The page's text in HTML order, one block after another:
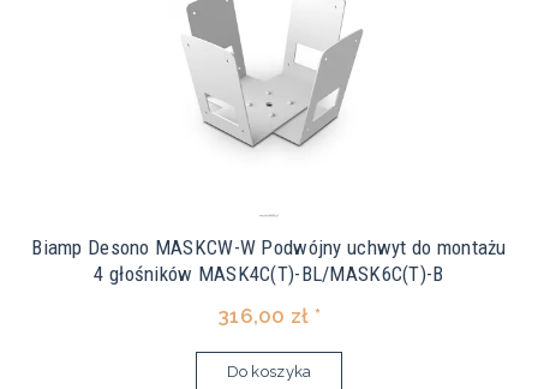
Biamp Desono MASKCW-W Podwójny uchwyt do montażu
4 głośników MASK4C(T)-BL/MASK6C(T)-B
316,00 zł *
Do koszyka